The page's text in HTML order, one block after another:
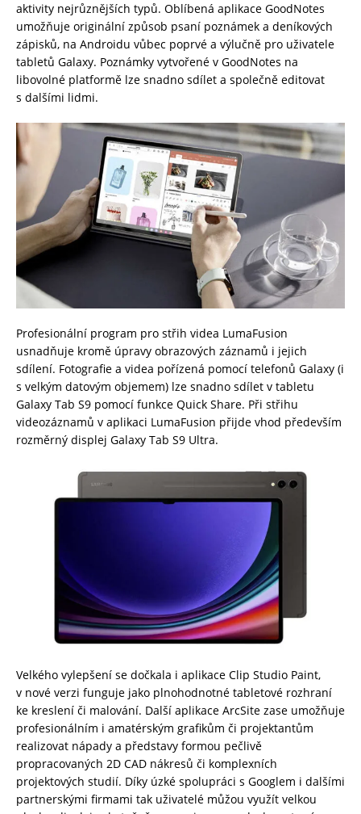
aktivity nejrůznějších typů. Oblíbená aplikace GoodNotes
umožňuje originální způsob psaní poznámek a deníkových
zápisků, na Androidu vůbec poprvé a výlučně pro uživatele
tabletů Galaxy. Poznámky vytvořené v GoodNotes na
libovolné platformě lze snadno sdílet a společně editovat
s dalšími lidmi.
Profesionální program pro střih videa LumaFusion
usnadňuje kromě úpravy obrazových záznamů i jejich
sdílení. Fotografie a videa pořízená pomocí telefonů Galaxy (i
s velkým datovým objemem) lze snadno sdílet v tabletu
Galaxy Tab S9 pomocí funkce Quick Share. Při střihu
videozáznamů v aplikaci LumaFusion přijde vhod především
rozměrný displej Galaxy Tab S9 Ultra.
Velkého vylepšení se dočkala i aplikace Clip Studio Paint,
v nové verzi funguje jako plnohodnotné tabletové rozhraní
ke kreslení či malování. Další aplikace ArcSite zase umožňuje
profesionálním i amatérským grafikům či projektantům
realizovat nápady a představy formou pečlivě
propracovaných 2D CAD nákresů či komplexních
projektových studií. Díky úzké spolupráci s Googlem i dalšími
partnerskými firmami tak uživatelé můžou využít velkou